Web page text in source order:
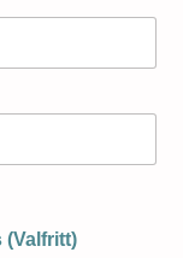
(Valfritt)